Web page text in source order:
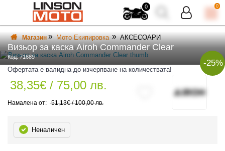
0 0
Магазин Мото Екипировка АКСЕСОАРИ
-25%
Визьор за каска Airoh Commander Clear
Код: 71689
Офертата е валидна до изчерпване на количествата!
38,35€ / 75,00 лв.
51,13€ / 100,00 лв.
Неналичен